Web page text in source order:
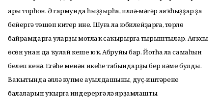
ары торһон. Ә гармунда һыҙҙырһа, иллә-мәгәр аяҡһыҙҙар ҙа
бейергә төшөп китер ине. Шуға ла юбилейҙарға, төрлө
байрамдарға уларҙы мотлаҡ саҡырырға тырыштылар. Аяҡсы
өсөн унан да ҡулай кеше юҡ. Абруйы бар. Йотһа ла самаһын
белеп кенә. Еңгәһе менән икеһе табындарҙың бер йәме булды.
Ваҡытында әллә күпме ауылдашының, дуҫ-иштәренең
балаларын уҡырға индерергә лә ярҙамлашты.